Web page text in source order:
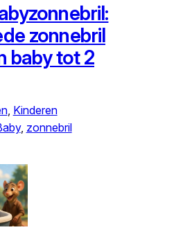
zonnebril
baby tot 2
, Kinderen
, zonnebril